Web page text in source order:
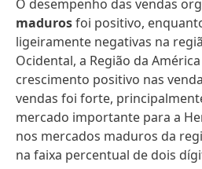
O desempenho das vendas
madurosfoi positivo,
ligeiramente negativas na
Ocidental, a Região da
crescimento positivo nas
vendas foi forte,
mercado importante para a
nos mercados maduros da
na faixa percentual de dois